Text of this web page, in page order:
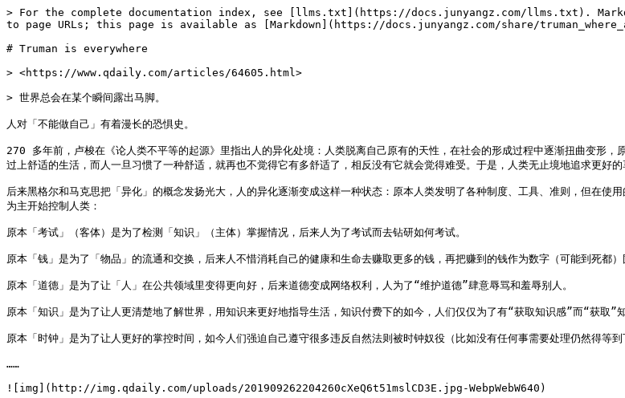
> For the complete documentation index, see [llms.txt](https://docs.junyangz.com/llms.txt).
to page URLs; this page is available as [Markdown](https://docs.junyangz.com/share/
# Truman is everywhere
> <https://www.qdaily.com/articles/64605.html>
> 世界总会在某个瞬间露出马脚。
人对「不能做自己」有着漫长的恐惧史。
270 多年前，卢梭在《论人类不平等的起源》里指出人的异化处境：人类脱离自己原有的天性，在社会的形成过程中逐渐扭曲变形
过上舒适的生活，而人一旦习惯了一种舒适，就再也不觉得它有多舒适了，相反没有它就会觉得难受。于是，人类无止境地追求更好
后来黑格尔和马克思把「异化」的概念发扬光大，人的异化逐渐变成这样一种状态：原本人类发明了各种制度、工具、准则，但在
为主开始控制人类：
原本「考试」（客体）是为了检测「知识」（主体）掌握情况，后来人为了考试而去钻研如何考试。
原本「钱」是为了「物品」的流通和交换，后来人不惜消耗自己的健康和生命去赚取更多的钱，再把赚到的钱作为数字（可能到死都）
原本「道德」是为了让「人」在公共领域里变得更向好，后来道德变成网络权利，人为了“维护道德”肆意辱骂和羞辱别人。
原本「知识」是为了让人更清楚地了解世界，用知识来更好地指导生活，知识付费下的如今，人们仅仅为了有“获取知识感”而“获取”知
原本「时钟」是为了让人更好的掌控时间，如今人们强迫自己遵守很多违反自然法则被时钟奴役（比如没有任何事需要处理仍然得
……
![img](http://img.qdaily.com/uploads/201909262204260cXeQ6t51mslCD3E.jpg-WebpWebW640)